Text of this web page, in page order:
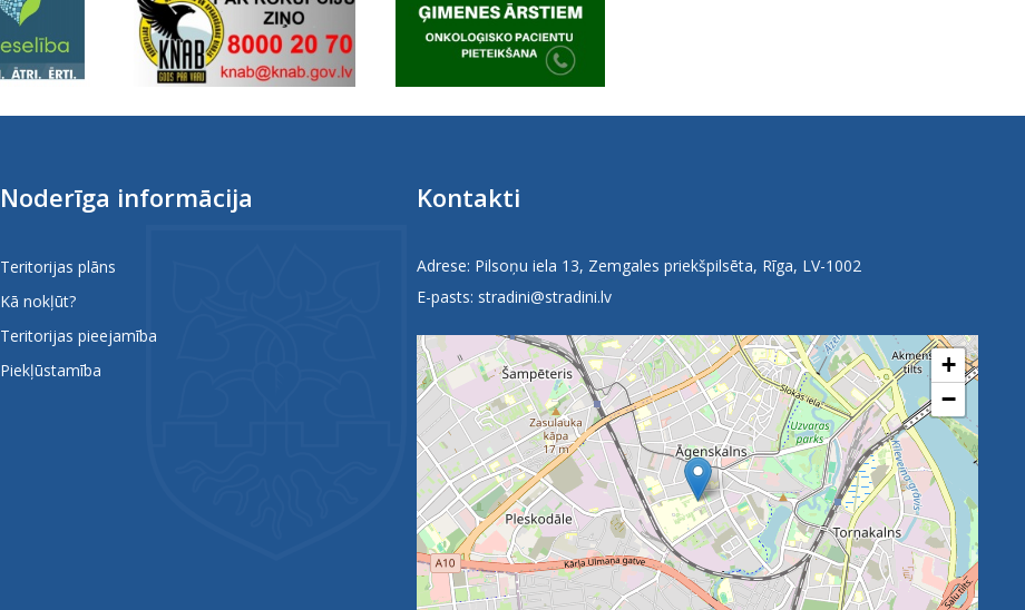
Noderīga informācija
Teritorijas plāns
Kā nokļūt?
Teritorijas pieejamība
Piekļūstamība
Kontakti
Adrese: Pilsoņu iela 13, Zemgales priekšpilsēta, Rīga, LV-1002
E-pasts: stradini@stradini.lv
+
−